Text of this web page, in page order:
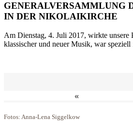
GENERALVERSAMMLUNG
IN DER NIKOLAIKIRCHE
Am Dienstag, 4. Juli 2017, wirkte
klassischer und neuer Musik, war
«
Fotos: Anna-Lena Siggelkow